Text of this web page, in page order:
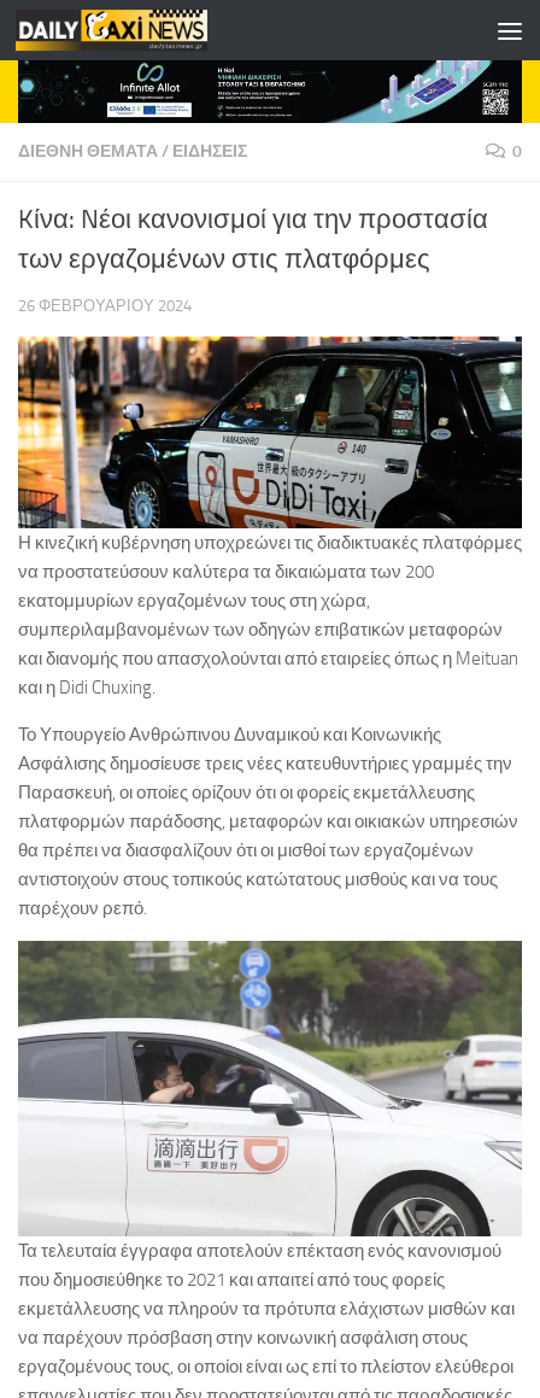
Skip to content
ΔΙΕΘΝΗ ΘΕΜΑΤΑ/ ΕΙΔΗΣΕΙΣ 0
Kίνα: Nέοι κανονισμοί για την προστασία
των εργαζομένων στις πλατφόρμες
26 ΦΕΒΡΟΥΑΡΊΟΥ 2024
Η κινεζική κυβέρνηση υποχρεώνει τις διαδικτυακές πλατφόρμες
να προστατεύσουν καλύτερα τα δικαιώματα των 200
εκατομμυρίων εργαζομένων τους στη χώρα,
συμπεριλαμβανομένων των οδηγών επιβατικών μεταφορών
και διανομής που απασχολούνται από εταιρείες όπως η Meituan
και η Didi Chuxing.
Το Υπουργείο Ανθρώπινου Δυναμικού και Κοινωνικής
Ασφάλισης δημοσίευσε τρεις νέες κατευθυντήριες γραμμές την
Παρασκευή, οι οποίες ορίζουν ότι οι φορείς εκμετάλλευσης
πλατφορμών παράδοσης, μεταφορών και οικιακών υπηρεσιών
θα πρέπει να διασφαλίζουν ότι οι μισθοί των εργαζομένων
αντιστοιχούν στους τοπικούς κατώτατους μισθούς και να τους
παρέχουν ρεπό.
Τα τελευταία έγγραφα αποτελούν επέκταση ενός κανονισμού
που δημοσιεύθηκε το 2021 και απαιτεί από τους φορείς
εκμετάλλευσης να πληρούν τα πρότυπα ελάχιστων μισθών και
να παρέχουν πρόσβαση στην κοινωνική ασφάλιση στους
εργαζομένους τους, οι οποίοι είναι ως επί το πλείστον ελεύθεροι